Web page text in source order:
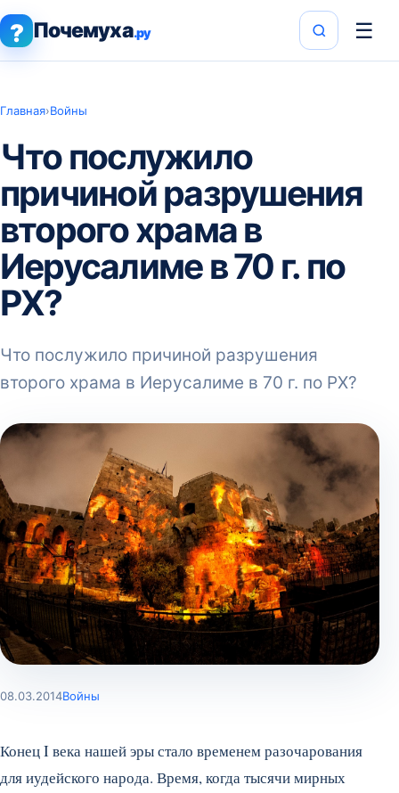
? Почемуха.ру ☰
Главная›Войны
Что послужило
причиной разрушения
второго храма в
Иерусалиме в 70 г. по
РХ?
Что послужило причиной разрушения
второго храма в Иерусалиме в 70 г. по РХ?
08.03.2014Войны
Конец I века нашей эры стало временем разочарования
для иудейского народа. Время, когда тысячи мирных